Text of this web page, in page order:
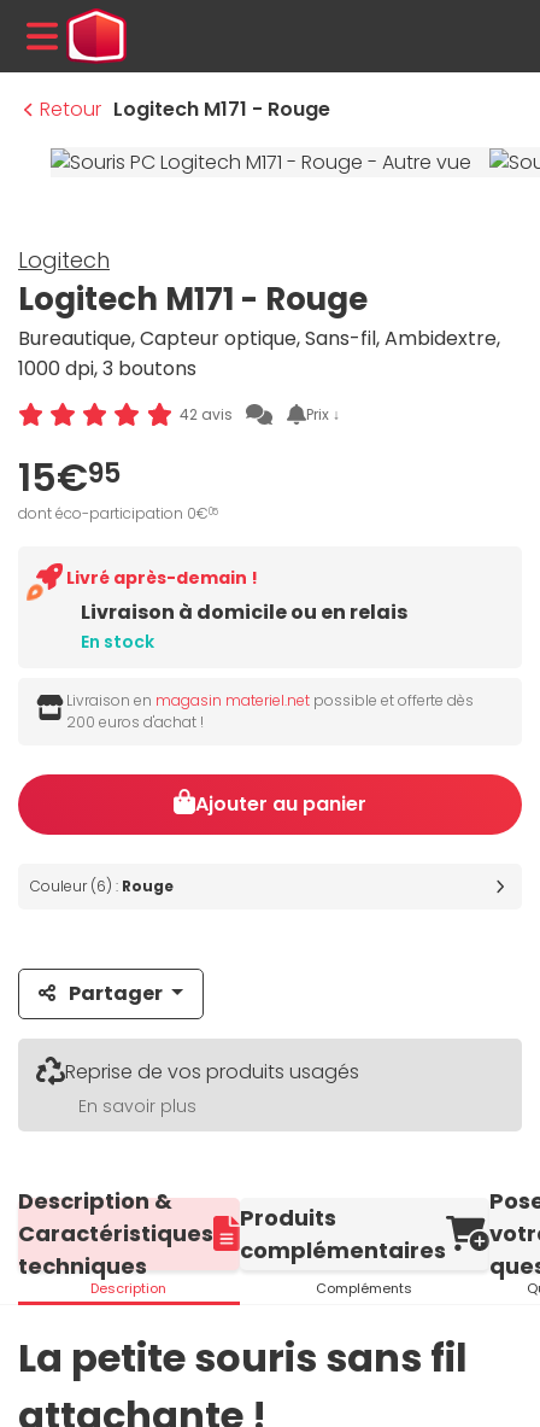
MENU
Retour Logitech M171 - Rouge
Logitech
Logitech M171 - Rouge
Bureautique, Capteur optique, Sans-fil, Ambidextre,
1000 dpi, 3 boutons
42 avis Prix ↓
15€95
dont éco-participation 0€05
Livraison à domicile ou en relais
En stock
Livré après-demain !
Livraison en magasin materiel.net possible et offerte dès
200 euros d'achat !
Ajouter au panier
Couleur (6) : Rouge
Partager
Reprise de vos produits usagés
En savoir plus
Description &
Caractéristiques
techniques
Description
Produits
complémentaires
Compléments
La petite souris sans fil
attachante !